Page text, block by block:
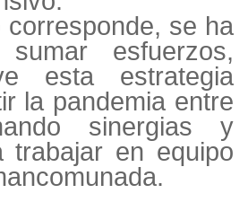
se ha
esfuerzos,
esta estrategia
la pandemia entre
sinergias y
trabajar en equipo